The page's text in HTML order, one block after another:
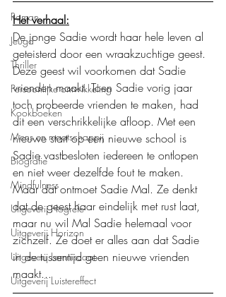
Roman
Jeugd
Thriller
Persoonlijke ontwikkeling
Kookboeken
Mens en maatschappij
Biografie
Mindfulness
Uitgeverij Hogrefe
Uitgeverij Horizon
Uitgeverij Lemniscaat
Uitgeverij Luistereffect
Het verhaal:
De jonge Sadie wordt haar hele leven al
geteisterd door een wraakzuchtige geest.
Deze geest wil voorkomen dat Sadie
vrienden maakt. Toen Sadie vorig jaar
toch probeerde vrienden te maken, had
dit een verschrikkelijke afloop. Met een
nieuwe start op een nieuwe school is
Sadie vastbesloten iedereen te ontlopen
en niet weer dezelfde fout te maken.
Maar dat ontmoet Sadie Mal. Ze denkt
dat de geest haar eindelijk met rust laat,
maar nu wil Mal Sadie helemaal voor
zichzelf. Ze doet er alles aan dat Sadie
in de tussentijd geen nieuwe vrienden
maakt...